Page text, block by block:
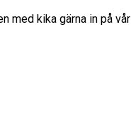
med kika gärna in på vår